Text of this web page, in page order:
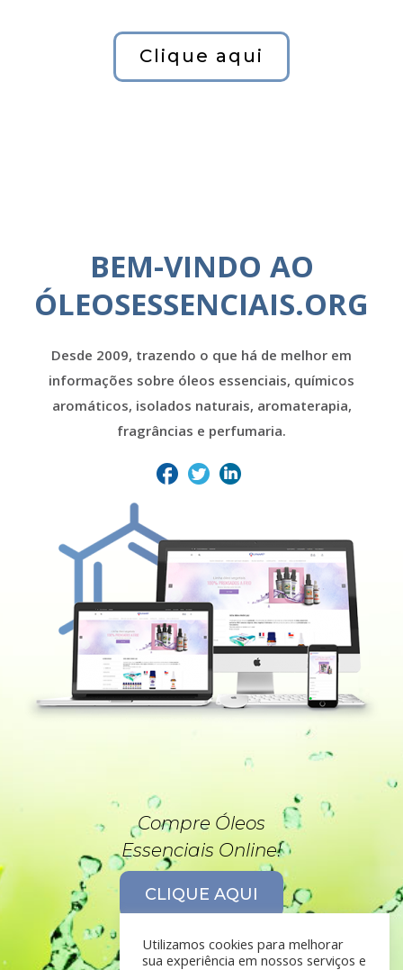
Clique aqui
BEM-VINDO AO
ÓLEOSESSENCIAIS.ORG
Desde 2009, trazendo o que há de melhor em
informações sobre óleos essenciais, químicos
aromáticos, isolados naturais, aromaterapia,
fragrâncias e perfumaria.
Compre Óleos
Essenciais Online!
CLIQUE AQUI
Utilizamos cookies para melhorar
sua experiência em nossos serviços e